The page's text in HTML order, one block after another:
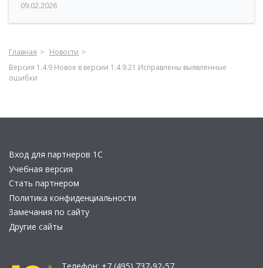
09.02.2026
Главная
Новости
Версия 1.4.9 Новое в версии 1.4.9.21 Исправлены выявленные
ошибки
Вход для партнеров 1С
Учебная версия
Стать партнером
Политика конфиденциальности
Замечания по сайту
Другие сайты